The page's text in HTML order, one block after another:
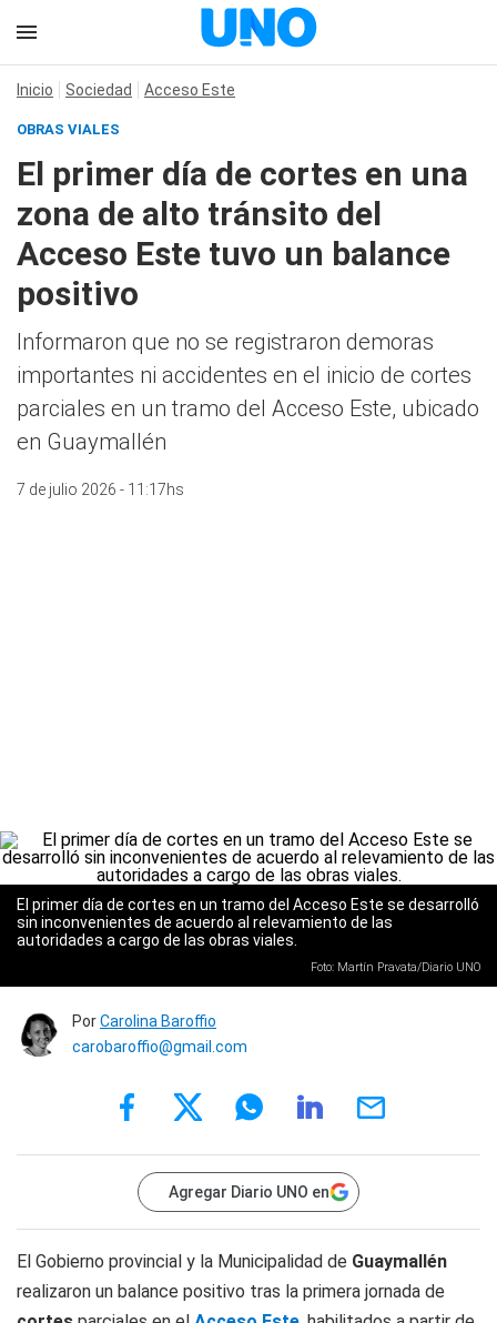
Inicio Sociedad Acceso Este
OBRAS VIALES
El primer día de cortes en una
zona de alto tránsito del
Acceso Este tuvo un balance
positivo
Informaron que no se registraron demoras
importantes ni accidentes en el inicio de cortes
parciales en un tramo del Acceso Este, ubicado
en Guaymallén
7 de julio 2026 - 11:17hs
El primer día de cortes en un tramo del Acceso Este se desarrolló
sin inconvenientes de acuerdo al relevamiento de las
autoridades a cargo de las obras viales.
Foto: Martín Pravata/Diario UNO
PorCarolina Baroffio
carobaroffio@gmail.com
Agregar Diario UNO en
El Gobierno provincial y la Municipalidad de Guaymallén
realizaron un balance positivo tras la primera jornada de